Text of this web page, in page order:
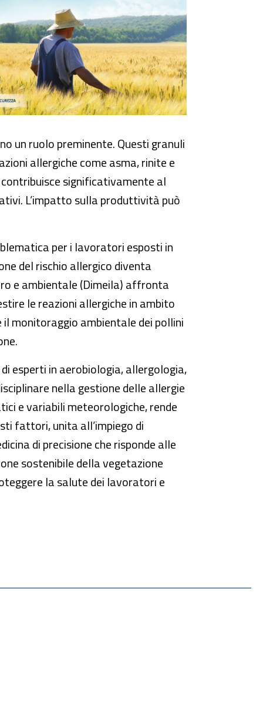
un ruolo preminente. Questi granuli
allergiche come asma, rinite e
contribuisce significativamente al
L’impatto sulla produttività può
per i lavoratori esposti in
del rischio allergico diventa
e ambientale (Dimeila) affronta
le reazioni allergiche in ambito
monitoraggio ambientale dei pollini
esperti in aerobiologia, allergologia,
nella gestione delle allergie
e variabili meteorologiche, rende
fattori, unita all’impiego di
di precisione che risponde alle
sostenibile della vegetazione
la salute dei lavoratori e